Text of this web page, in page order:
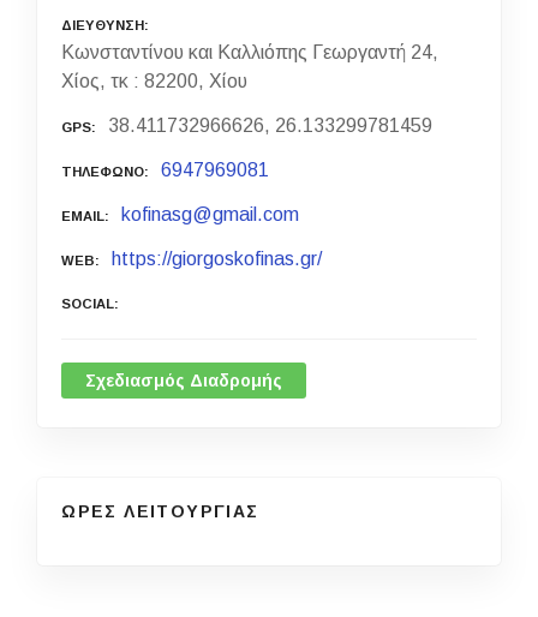
ΔΙΕΥΘΥΝΣΗ
Κωνσταντίνου και Καλλιόπης Γεωργαντή 24,
Χίος, τκ : 82200, Χίου
GPS 38.411732966626, 26.133299781459
ΤΗΛΕΦΩΝΟ 6947969081
EMAIL kofinasg@gmail.com
WEB https://giorgoskofinas.gr/
SOCIAL
Σχεδιασμός Διαδρομής
ΩΡΕΣ ΛΕΙΤΟΥΡΓΙΑΣ